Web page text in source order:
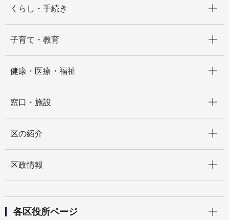
くらし・手続き
子育て・教育
健康・医療・福祉
窓口・施設
区の紹介
区政情報
各区役所ページ